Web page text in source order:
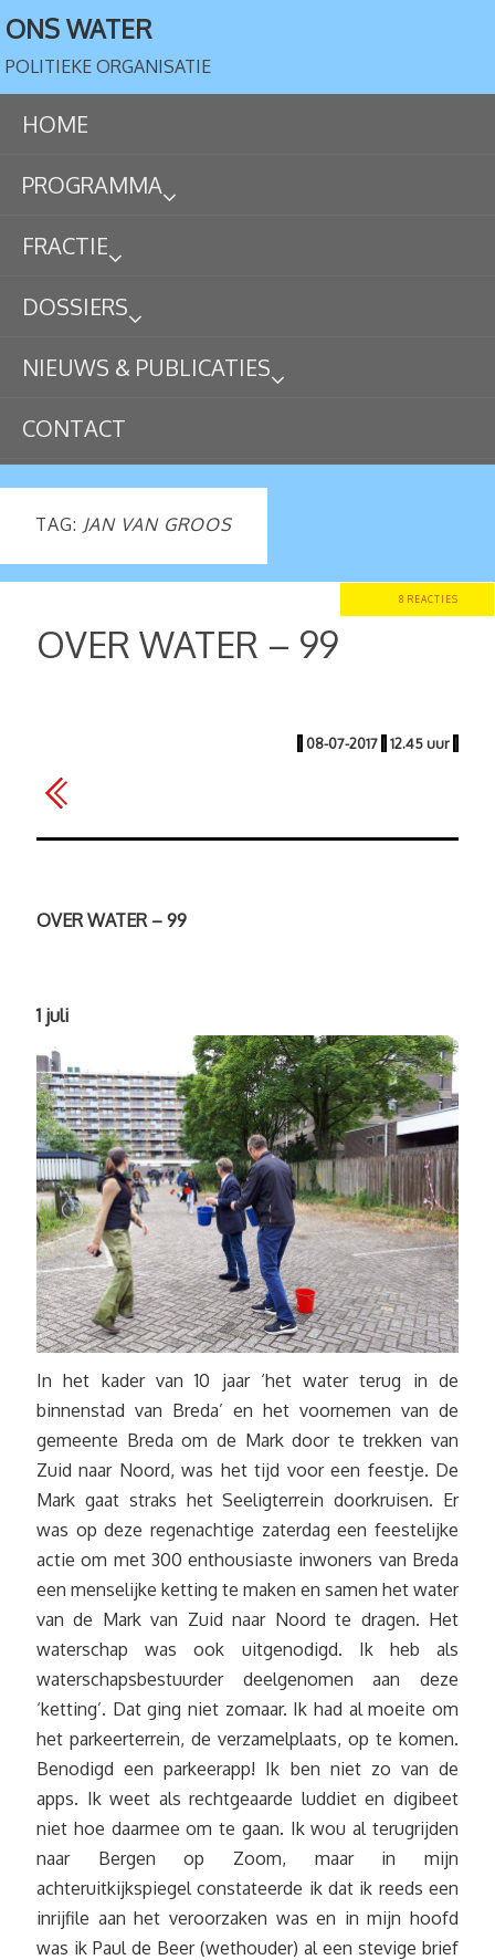
ONS WATER
POLITIEKE ORGANISATIE
HOME
PROGRAMMA
FRACTIE
DOSSIERS
NIEUWS & PUBLICATIES
CONTACT
TAG: JAN VAN GROOS
8 REACTIES
OVER WATER – 99
| 08-07-2017 | 12.45 uur |
OVER WATER – 99
1 juli
In het kader van 10 jaar ‘het water terug in de
binnenstad van Breda’ en het voornemen van de
gemeente Breda om de Mark door te trekken van
Zuid naar Noord, was het tijd voor een feestje. De
Mark gaat straks het Seeligterrein doorkruisen. Er
was op deze regenachtige zaterdag een feestelijke
actie om met 300 enthousiaste inwoners van Breda
een menselijke ketting te maken en samen het water
van de Mark van Zuid naar Noord te dragen. Het
waterschap was ook uitgenodigd. Ik heb als
waterschapsbestuurder deelgenomen aan deze
‘ketting’. Dat ging niet zomaar. Ik had al moeite om
het parkeerterrein, de verzamelplaats, op te komen.
Benodigd een parkeerapp! Ik ben niet zo van de
apps. Ik weet als rechtgeaarde luddiet en digibeet
niet hoe daarmee om te gaan. Ik wou al terugrijden
naar Bergen op Zoom, maar in mijn
achteruitkijkspiegel constateerde ik dat ik reeds een
inrijfile aan het veroorzaken was en in mijn hoofd
was ik Paul de Beer (wethouder) al een stevige brief